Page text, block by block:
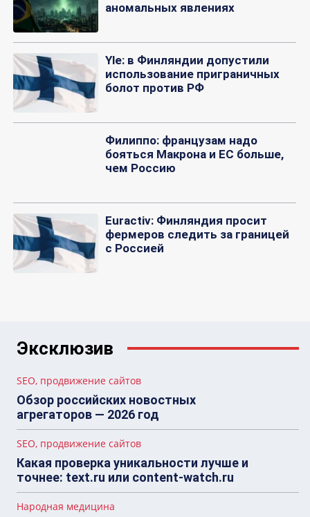
аномальных явлениях
Yle: в Финляндии допустили
использование приграничных
болот против РФ
Филиппо: французам надо
бояться Макрона и ЕС больше,
чем Россию
Euractiv: Финляндия просит
фермеров следить за границей
с Россией
Эксклюзив
SEO, продвижение сайтов
Обзор российских новостных
агрегаторов — 2026 год
SEO, продвижение сайтов
Какая проверка уникальности лучше и
точнее: text.ru или content-watch.ru
Народная медицина